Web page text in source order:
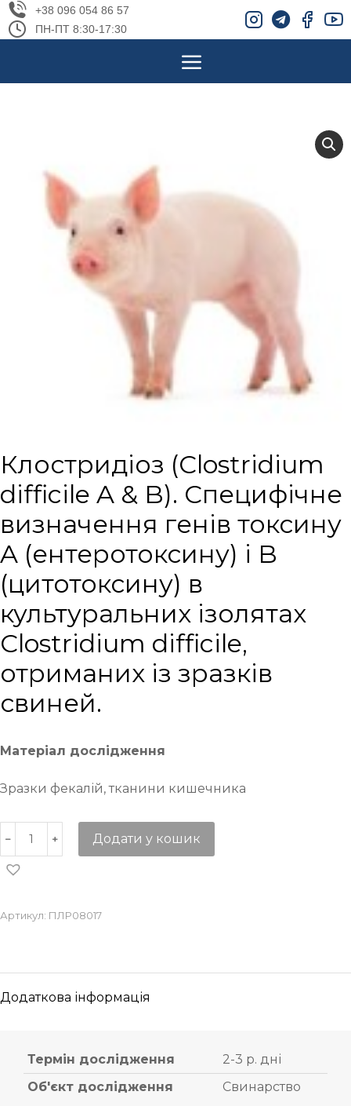
+38 096 054 86 57
ПН-ПТ 8:30-17:30
Клостридіоз (Clostridium
difficile A & B). Специфічне
визначення генів токсину
A (ентеротоксину) і B
(цитотоксину) в
культуральних ізолятах
Clostridium difficile,
отриманих із зразків
свиней.
Матеріал дослідження
Зразки фекалій, тканини кишечника
Додати у кошик
Артикул: ПЛР08017
Додаткова інформація
Термін дослідження
2-3 р. дні
Об'єкт дослідження
Свинарство